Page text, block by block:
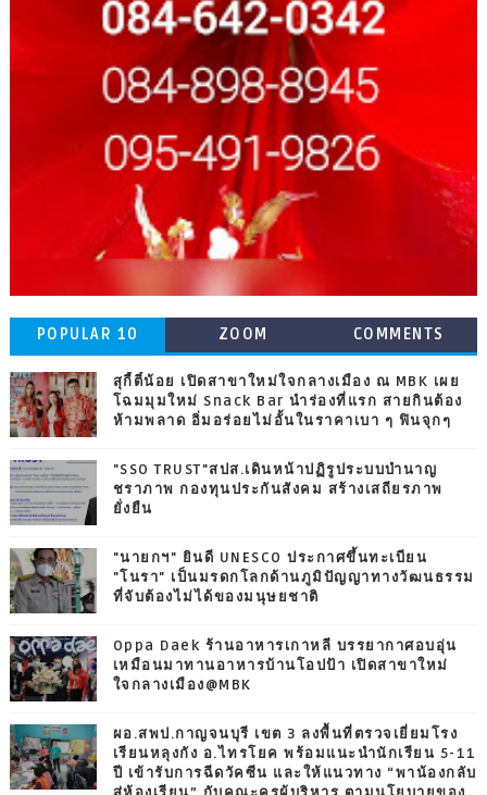
POPULAR 10 ZOOM COMMENTS
สุกี้ตี๋น้อย เปิดสาขาใหม่ใจกลางเมือง ณ MBK เผย
โฉมมุมใหม่ Snack Bar นำร่องที่แรก สายกินต้อง
ห้ามพลาด อิ่มอร่อยไม่อั้นในราคาเบา ๆ ฟินจุกๆ
"SSO TRUST"สปส.เดินหน้าปฏิรูประบบบำนาญ
ชราภาพ กองทุนประกันสังคม สร้างเสถียรภาพ
ยั่งยืน
"นายกฯ" ยินดี UNESCO ประกาศขึ้นทะเบียน
"โนรา" เป็นมรดกโลกด้านภูมิปัญญาทางวัฒนธรรม
ที่จับต้องไม่ได้ของมนุษยชาติ
Oppa Daek ร้านอาหารเกาหลี บรรยากาศอบอุ่น
เหมือนมาทานอาหารบ้านโอปป้า เปิดสาขาใหม่
ใจกลางเมือง@MBK
ผอ.สพป.กาญจนบุรี เขต 3 ลงพื้นที่ตรวจเยี่ยมโรง
เรียนหลุงกัง อ.ไทรโยค พร้อมแนะนำนักเรียน 5-11
ปี เข้ารับการฉีดวัคซีน และให้แนวทาง “พาน้องกลับ